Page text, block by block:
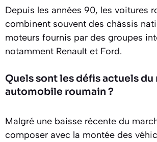
Depuis les années 90, les voitures
combinent souvent des châssis
moteurs fournis par des groupes
notamment Renault et Ford.
Quels sont les défis actuels du
automobile roumain ?
Malgré une baisse récente du
composer avec la montée des